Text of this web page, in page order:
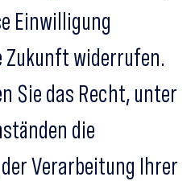
Einwilligung
Zukunft widerrufen.
Sie das Recht, unter
die
Verarbeitung Ihrer